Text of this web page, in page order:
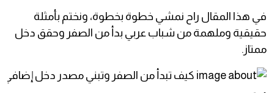
في هذا المقال راح نمشي خطوة بخطوة، ونختم بأمثلة
حقيقية وملهمة من شباب عربي بدأ من الصفر وحقق دخل
ممتاز.